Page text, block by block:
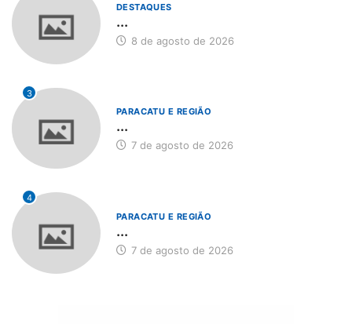
DESTAQUES
...
8 de agosto de 2026
3
PARACATU E REGIÃO
...
7 de agosto de 2026
4
PARACATU E REGIÃO
...
7 de agosto de 2026